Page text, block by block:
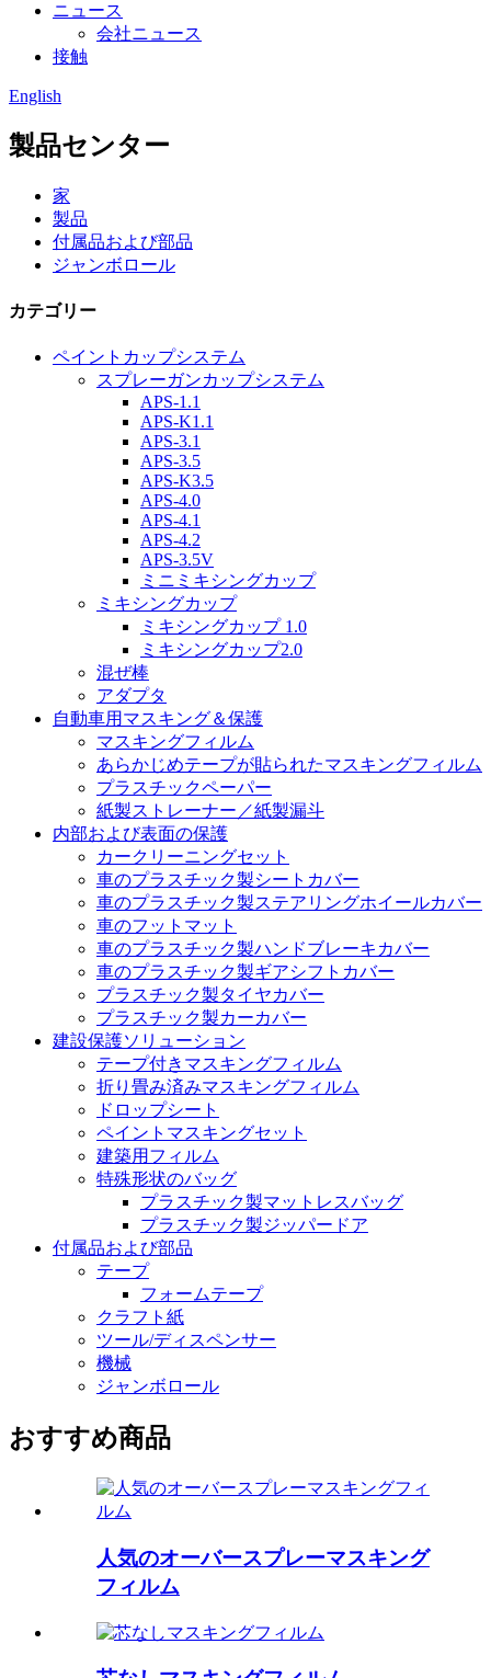
ニュース
会社ニュース
接触
English
製品センター
家
製品
付属品および部品
ジャンボロール
カテゴリー
ペイントカップシステム
スプレーガンカップシステム
APS-1.1
APS-K1.1
APS-3.1
APS-3.5
APS-K3.5
APS-4.0
APS-4.1
APS-4.2
APS-3.5V
ミニミキシングカップ
ミキシングカップ
ミキシングカップ 1.0
ミキシングカップ2.0
混ぜ棒
アダプタ
自動車用マスキング＆保護
マスキングフィルム
あらかじめテープが貼られたマスキングフィルム
プラスチックペーパー
紙製ストレーナー／紙製漏斗
内部および表面の保護
カークリーニングセット
車のプラスチック製シートカバー
車のプラスチック製ステアリングホイールカバー
車のフットマット
車のプラスチック製ハンドブレーキカバー
車のプラスチック製ギアシフトカバー
プラスチック製タイヤカバー
プラスチック製カーカバー
建設保護ソリューション
テープ付きマスキングフィルム
折り畳み済みマスキングフィルム
ドロップシート
ペイントマスキングセット
建築用フィルム
特殊形状のバッグ
プラスチック製マットレスバッグ
プラスチック製ジッパードア
付属品および部品
テープ
フォームテープ
クラフト紙
ツール/ディスペンサー
機械
ジャンボロール
おすすめ商品
人気のオーバースプレーマスキング
フィルム